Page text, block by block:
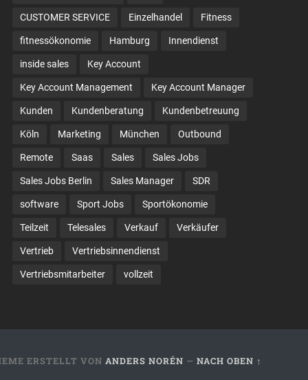
CUSTOMER SERVICE Einzelhandel Fitness
fitnessökonomie Hamburg Innendienst
inside sales Key Account
Key Account Management Key Account Manager
Kunden Kundenberatung Kundenbetreuung
Köln Marketing München Outbound
Remote Saas Sales Sales Jobs
Sales Jobs Berlin Sales Manager SDR
software Sport Jobs Sportökonomie
Teilzeit Telesales Verkauf Verkäufer
Vertrieb Vertriebsinnendienst
Vertriebsmitarbeiter vollzeit
ERSTELLT VON ANDERS NORÉN — NACH OBEN ↑